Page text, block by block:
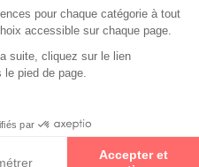
Tous droits
pour chaque catégorie à tout
accessible sur chaque page.
suite, cliquez sur le lien
pied de page.
par
Accepter et